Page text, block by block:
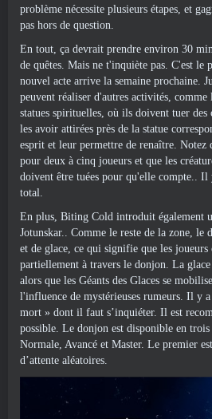
problème nécessite plusieurs étapes, et
pas hors de question.
En tout, ça devrait prendre environ 30
de quêtes. Mais ne t'inquiète pas. C'est le
nouvel acte arrive la semaine prochaine.
peuvent réaliser d'autres activités, comme
statues spirituelles, où ils doivent tuer des
les avoir attirées près de la statue
esprit et leur permettre de renaître. Notez
pour deux à cinq joueurs et que les
doivent être tuées pour qu'elle compte.. Il
total.
En plus, Biting Cold introduit également
Jotunskar.. Comme le reste de la zone, le
et de glace, ce qui signifie que les
partiellement à travers le donjon. La
alors que les Géants des Glaces se
l'influence de mystérieuses rumeurs. Il y
mort » dont il faut s’inquiéter. Il est
possible. Le donjon est disponible en
Normale, Avancé et Master. Le premier
d’attente aléatoires.